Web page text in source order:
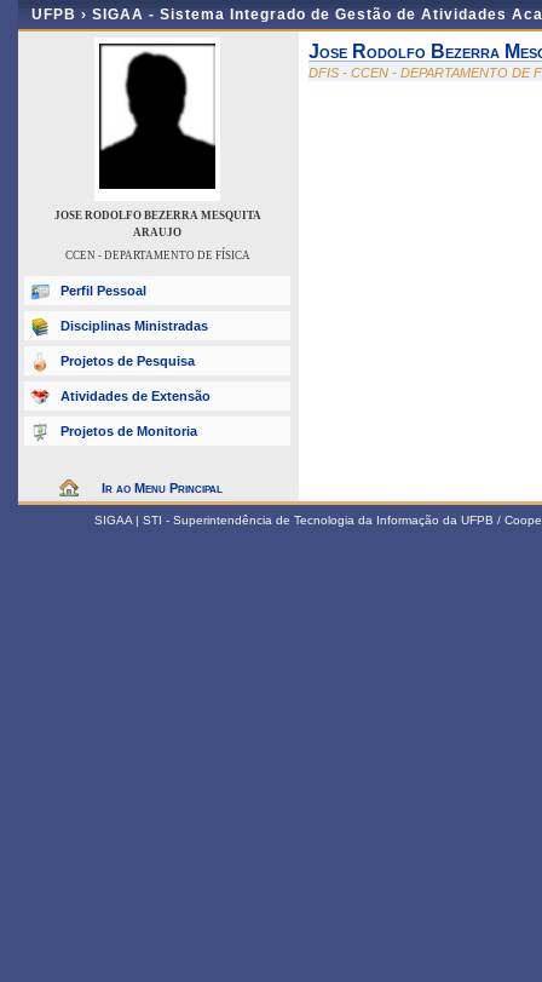
UFPB › SIGAA - Sistema Integrado de Gestão de Atividades
JOSE RODOLFO BEZERRA MESQUITA
ARAUJO
CCEN - DEPARTAMENTO DE FÍSICA
Perfil Pessoal
Disciplinas Ministradas
Projetos de Pesquisa
Atividades de Extensão
Projetos de Monitoria
Ir ao Menu Principal
Jose Rodolfo Bezerra
DFIS - CCEN - DEPARTAMENTO DE
SIGAA | STI - Superintendência de Tecnologia da Informação da UFPB /